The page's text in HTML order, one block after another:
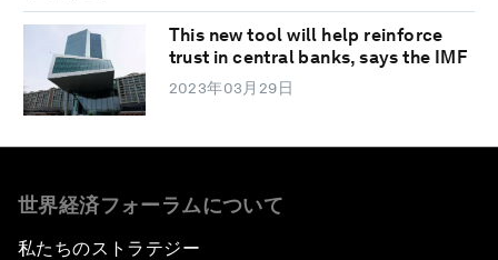
This new tool will help reinforce
trust in central banks, says the IMF
2023年03月29日
世界経済フォーラムについて
私たちのストラテジー